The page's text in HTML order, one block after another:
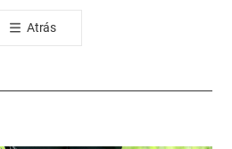
톡
공
기
Atrás